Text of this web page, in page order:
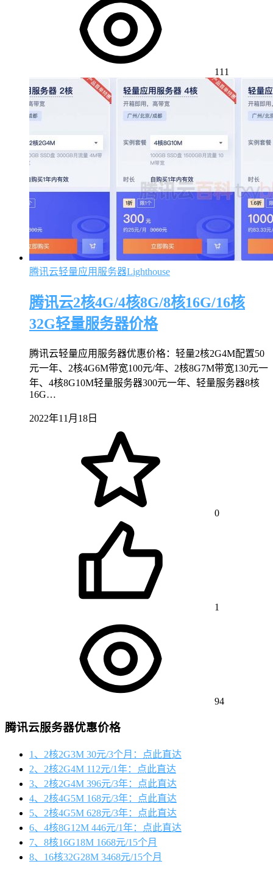
111
腾讯云轻量应用服务器Lighthouse
腾讯云2核4G/4核8G/8核16G/16核
32G轻量服务器价格
腾讯云轻量应用服务器优惠价格：轻量2核2G4M配置50
元一年、2核4G6M带宽100元/年、2核8G7M带宽130元一
年、4核8G10M轻量服务器300元一年、轻量服务器8核
16G…
2022年11月18日
0
1
94
腾讯云服务器优惠价格
1、2核2G3M 30元/3个月：点此直达
2、2核2G4M 112元/1年：点此直达
3、2核2G4M 396元/3年：点此直达
4、2核4G5M 168元/3年：点此直达
5、2核4G5M 628元/3年：点此直达
6、4核8G12M 446元/1年：点此直达
7、8核16G18M 1668元/15个月
8、16核32G28M 3468元/15个月